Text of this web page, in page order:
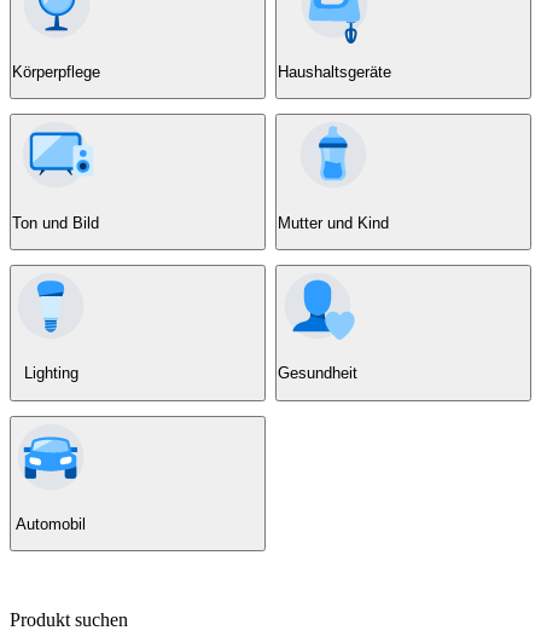
Körperpflege Haushaltsgeräte
Ton und Bild Mutter und Kind
Lighting Gesundheit
Automobil
Produkt suchen